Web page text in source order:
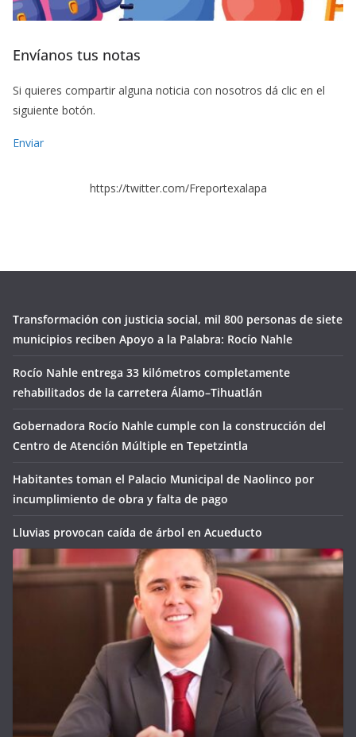
Envíanos tus notas
Si quieres compartir alguna noticia con nosotros dá clic en el
siguiente botón.
Enviar
https://twitter.com/Freportexalapa
Transformación con justicia social, mil 800 personas de siete
municipios reciben Apoyo a la Palabra: Rocío Nahle
Rocío Nahle entrega 33 kilómetros completamente
rehabilitados de la carretera Álamo–Tihuatlán
Gobernadora Rocío Nahle cumple con la construcción del
Centro de Atención Múltiple en Tepetzintla
Habitantes toman el Palacio Municipal de Naolinco por
incumplimiento de obra y falta de pago
Lluvias provocan caída de árbol en Acueducto